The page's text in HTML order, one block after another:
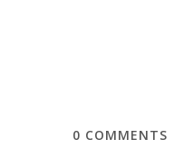
0 COMMENTS